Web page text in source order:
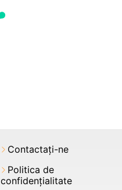
Contactați-ne
Politica de
confidențialitate